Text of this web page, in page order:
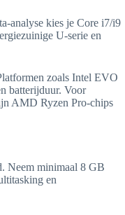
analyse kies je Core i7/i9
U-serie en
zoals Intel EVO
batterijduur. Voor
AMD Ryzen Pro-chips
Neem minimaal 8 GB
en